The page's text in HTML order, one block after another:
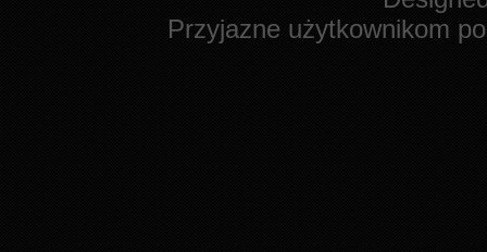
Przyjazne użytkownikom